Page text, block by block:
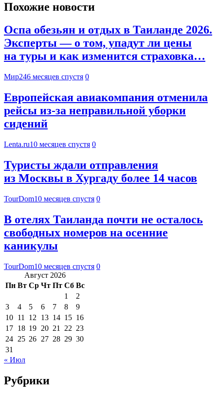
Похожие новости
Оспа обезьян и отдых в Таиланде 2026.
Эксперты — о том, упадут ли цены
на туры и как изменится страховка…
Мир246 месяцев спустя 0
Европейская авиакомпания отменила
рейсы из-за неправильной уборки
сидений
Lenta.ru10 месяцев спустя 0
Туристы ждали отправления
из Москвы в Хургаду более 14 часов
TourDom10 месяцев спустя 0
В отелях Таиланда почти не осталось
свободных номеров на осенние
каникулы
TourDom10 месяцев спустя 0
Август 2026
Пн Вт Ср Чт Пт Сб Вс
1
2
3
4 5 6 7 8
9
10 11 12 13 14 15 16
17 18 19 20 21 22 23
24 25 26 27 28 29 30
31
« Июл
Рубрики